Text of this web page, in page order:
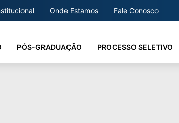
Onde Estamos Fale Conosco
PÓS-GRADUAÇÃO PROCESSO SELETIVO